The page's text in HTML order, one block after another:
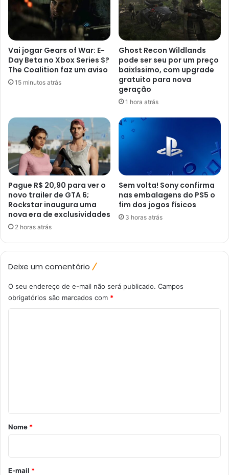
Vai jogar Gears of War: E-
Day Beta no Xbox Series S?
The Coalition faz um aviso
15 minutos atrás
Ghost Recon Wildlands
pode ser seu por um preço
baixíssimo, com upgrade
gratuito para nova
geração
1 hora atrás
Pague R$ 20,90 para ver o
novo trailer de GTA 6;
Rockstar inaugura uma
nova era de exclusividades
2 horas atrás
Sem volta! Sony confirma
nas embalagens do PS5 o
fim dos jogos físicos
3 horas atrás
Deixe um comentário
O seu endereço de e-mail não será publicado. Campos
obrigatórios são marcados com *
r
o
*
Nome *
E-mail *